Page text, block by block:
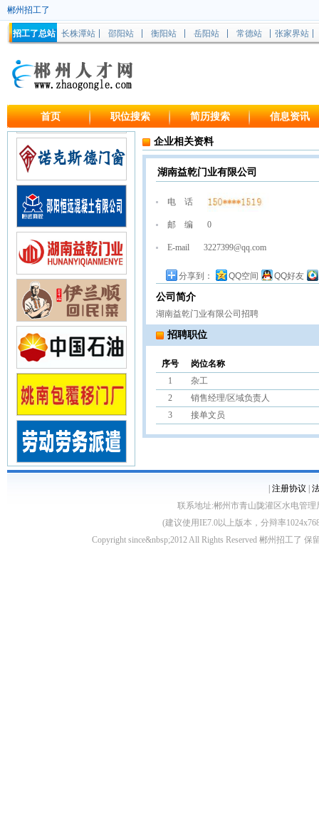
郴州招工了
招工了总站 长株潭站 邵阳站 衡阳站 岳阳站 常德站 张家界站
首页 职位搜索 简历搜索 信息资讯
企业相关资料
湖南益乾门业有限公司
电 话
邮 编 0
E-mail 3227399@qq.com
分享到： QQ空间 QQ好友
公司简介
湖南益乾门业有限公司招聘
招聘职位
序号
岗位名称
1
杂工
2
销售经理/区域负责人
3
接单文员
注册协议
联系地址:郴州市青山陇灌区水电管理
(建议使用IE7.0以上版本，分辩率
Copyright since&nbsp;2012 All Rights Reserved 郴州招工了